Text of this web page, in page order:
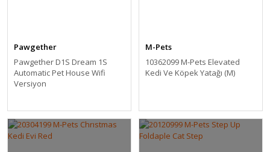
Pawgether
Pawgether D1S Dream 1S
Automatic Pet House Wifi
Versiyon
M-Pets
10362099 M-Pets Elevated
Kedi Ve Köpek Yatağı (M)